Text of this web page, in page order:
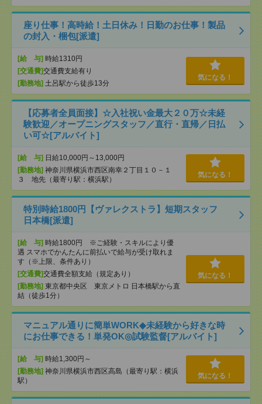
座り仕事！高時給！土日休み！日勤のお仕事！製品
の封入・梱包[派遣]
[給 与] 時給1310円
[交通費]交通費支給有り
[勤務地] 土呂駅から徒歩13分
気になる！
【応募者全員面接】☆入社祝い金最大２０万☆未経
験歓迎／オープニングスタッフ／直行・直帰／日払
い可☆[アルバイト]
[給 与] 日給10,000円～13,000円
[勤務地] 神奈川県横浜市西区南幸２丁目１０－１
３ 地先（最寄り駅：横浜駅）
気になる！
特別時給1800円【ヴァレクストラ】短期スタッフ
日本橋[派遣]
[給 与] 時給1800円 ※ご経験・スキルにより優
遇 スマホでかんたんに前払いで給与が受け取れま
す（※上限、条件あり）
[交通費]交通費全額支給（規定あり）
[勤務地] 東京都中央区 東京メトロ 日本橋駅から直
結（徒歩1分）
気になる！
マニュアル通りに簡単WORK◆未経験から好きな時
にお仕事できる！単発OK◎試験監督[アルバイト]
[給 与] 時給1,300円～
[勤務地] 神奈川県横浜市西区高島（最寄り駅：横浜
駅）
気になる！